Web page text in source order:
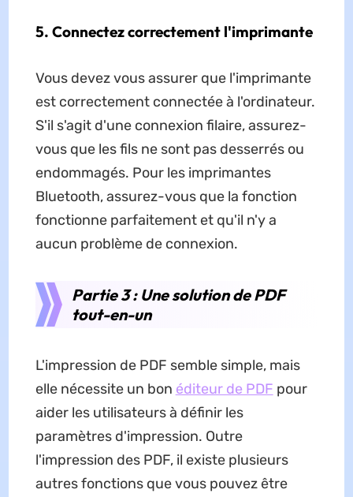
5. Connectez correctement l'imprimante
Vous devez vous assurer que l'imprimante
est correctement connectée à l'ordinateur.
S'il s'agit d'une connexion filaire, assurez-
vous que les fils ne sont pas desserrés ou
endommagés. Pour les imprimantes
Bluetooth, assurez-vous que la fonction
fonctionne parfaitement et qu'il n'y a
aucun problème de connexion.
Partie 3 : Une solution de PDF
tout-en-un
L'impression de PDF semble simple, mais
elle nécessite un bon éditeur de PDF pour
aider les utilisateurs à définir les
paramètres d'impression. Outre
l'impression des PDF, il existe plusieurs
autres fonctions que vous pouvez être